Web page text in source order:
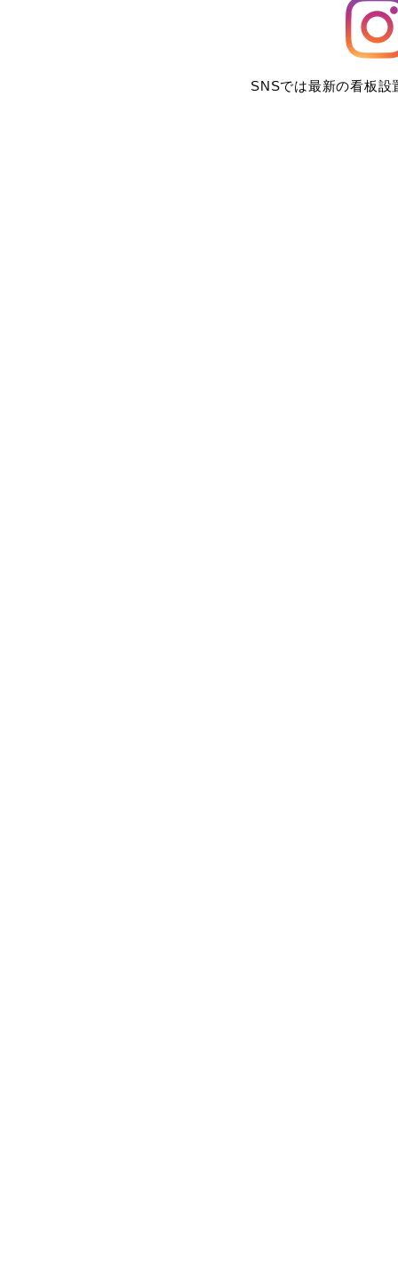
SNSでは最新の看板設